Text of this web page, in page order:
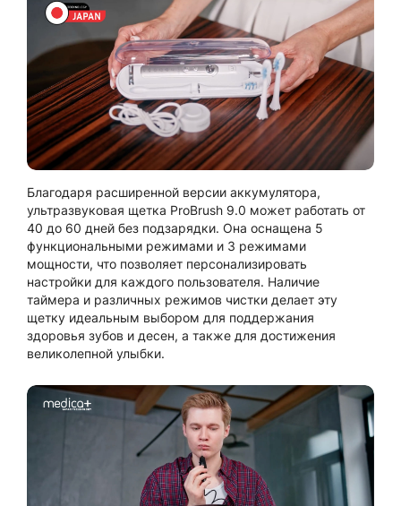
Благодаря расширенной версии аккумулятора,
ультразвуковая щетка ProBrush 9.0 может работать от
40 до 60 дней без подзарядки. Она оснащена 5
функциональными режимами и 3 режимами
мощности, что позволяет персонализировать
настройки для каждого пользователя. Наличие
таймера и различных режимов чистки делает эту
щетку идеальным выбором для поддержания
здоровья зубов и десен, а также для достижения
великолепной улыбки.